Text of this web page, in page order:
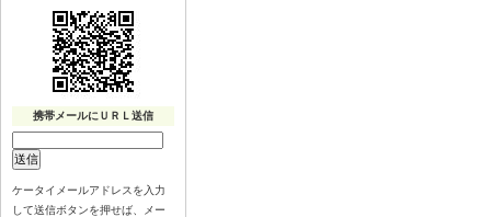
携帯メールにＵＲＬ送信
ケータイメールアドレスを入力
して送信ボタンを押せば、メー